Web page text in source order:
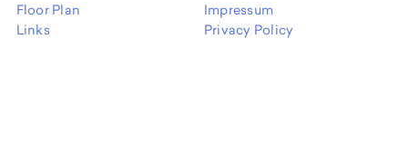
Floor Plan
Links
Impressum
Privacy Policy